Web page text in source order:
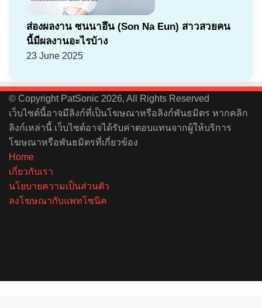
ส่องผลงาน ซนนาอึน (Son Na Eun) สาวสวยคน
นี้มีผลงานอะไรบ้าง
23 June 2025
© Copyright PatSonic 2026, All Rights Reserved
เว็บไซต์นี้อาจมีลิงก์ที่เป็นโฆษณาหรือลิงก์พันธมิตร หากคลิก
ลิงก์เหล่านี้ เว็บไซต์อาจได้รับค่าตอบแทนจากผู้ให้บริการ
โฆษณาหรือพันธมิตรที่เกี่ยวข้อง
Home
เกี่ยวกับเรา
นโยบายความเป็นส่วนตัว
ลงโฆษณากับแพทโซนิค